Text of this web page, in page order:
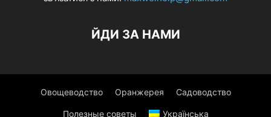
ЙДИ ЗА НАМИ
Овощеводство Оранжерея Садоводство
Полезные советы Українська